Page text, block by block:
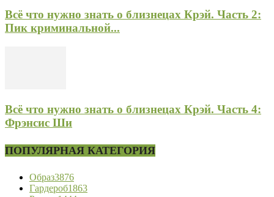
Всё что нужно знать о близнецах Крэй. Часть 2:
Пик криминальной...
Всё что нужно знать о близнецах Крэй. Часть 4:
Фрэнсис Ши
ПОПУЛЯРНАЯ КАТЕГОРИЯ
Образ3876
Гардероб1863